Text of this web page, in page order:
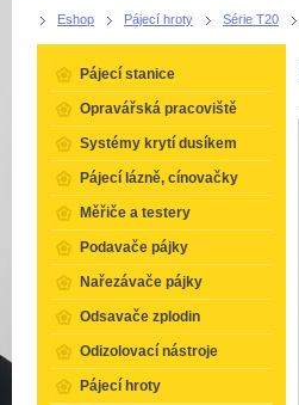
Eshop Pájecí hroty Série T20
Pájecí stanice
Opravářská pracoviště
Systémy krytí dusíkem
Pájecí lázně, cínovačky
Měřiče a testery
Podavače pájky
Nařezávače pájky
Odsavače zplodin
Odizolovací nástroje
Pájecí hroty